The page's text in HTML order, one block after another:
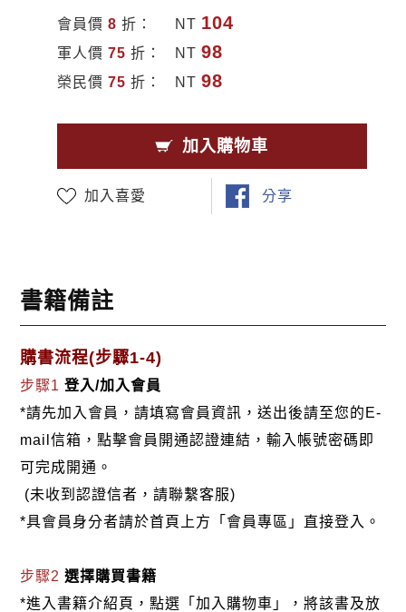
會員價 8 折： NT 104
軍人價 75 折： NT 98
榮民價 75 折： NT 98
加入購物車
加入喜愛 分享
書籍備註
購書流程(步驟1-4)
步驟1登入/加入會員
*請先加入會員，請填寫會員資訊，送出後請至您的E-
mail信箱，點擊會員開通認證連結，輸入帳號密碼即
可完成開通。
(未收到認證信者，請聯繫客服)
*具會員身分者請於首頁上方「會員專區」直接登入。
步驟2選擇購買書籍
*進入書籍介紹頁，點選「加入購物車」，將該書及放